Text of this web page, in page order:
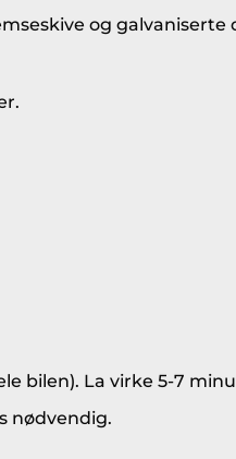
og
bilen). La virke 5-7
nødvendig.